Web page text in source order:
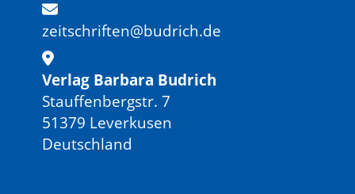
zeitschriften@budrich.de
Verlag Barbara Budrich
Stauffenbergstr. 7
51379 Leverkusen
Deutschland